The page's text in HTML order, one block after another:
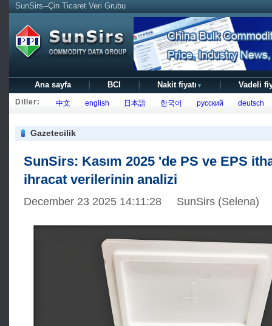
SunSirs--Çin Ticaret Veri Grubu
Ana sayfa BCI Nakit fiyatı ▼ Vadeli
Diller: 中文 english 日本語 한국어 русский deutsch
Gazetecilik
SunSirs: Kasım 2025 'de PS ve EPS
ihracat verilerinin analizi
December 23 2025 14:11:28 SunSirs (Selena)